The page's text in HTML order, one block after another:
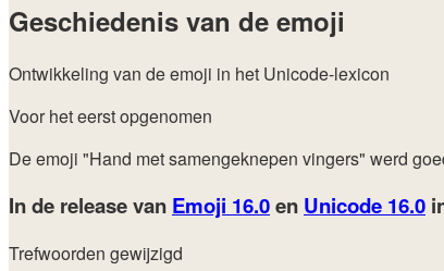
Geschiedenis van de emoji
Ontwikkeling van de emoji in het Unicode-lexicon
Voor het eerst opgenomen
De emoji "Hand met samengeknepen vingers" werd
In de release van Emoji 16.0en Unicode 16.0
Trefwoorden gewijzigd